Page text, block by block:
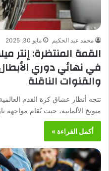
محمد عبد الحكيم مايو 30, 2025
القمة المنتظرة: إنتر
في نهائي دوري
والقنوات الناقلة
تتجه أنظار عشاق كرة القدم
ميونخ الألمانية، حيث تُقام مواجهة
أكمل القراءة »